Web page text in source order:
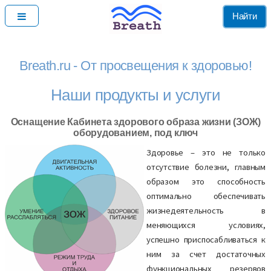
Найти
Breath.ru - От просвещения к здоровью!
Наши продукты и услуги
Оснащение Кабинета здорового образа жизни (ЗОЖ)
оборудованием, под ключ
Здоровье – это не только
отсутствие болезни, главным
образом это способность
оптимально обеспечивать
жизнедеятельность в
меняющихся условиях,
успешно приспосабливаться к
ним за счет достаточных
функциональных резервов